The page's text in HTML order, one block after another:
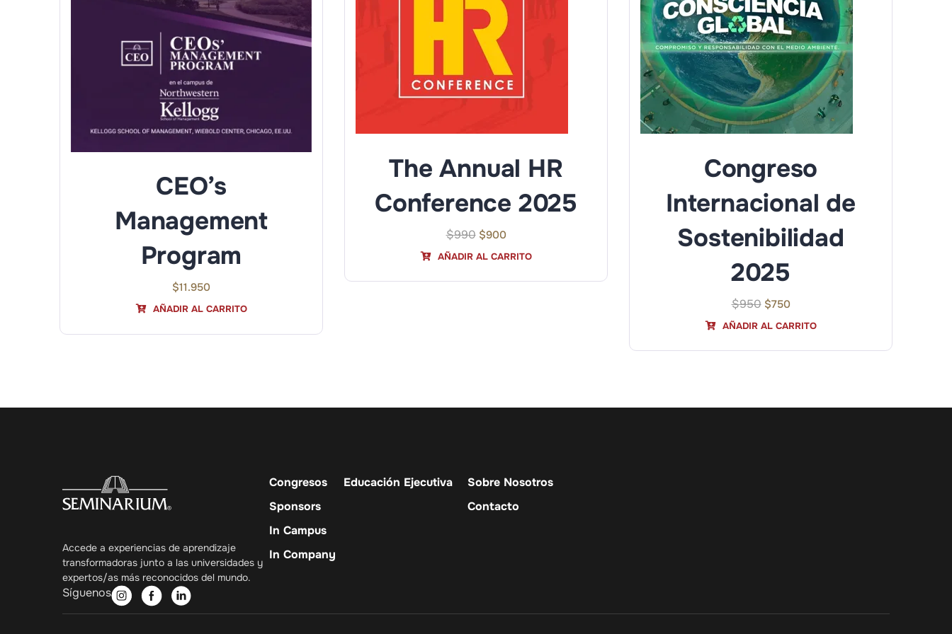
CEO’s
Management
Program
$11.950
AÑADIR AL CARRITO
The Annual HR
Conference 2025
$990 $900
AÑADIR AL CARRITO
Congreso
Internacional de
Sostenibilidad
2025
$950 $750
AÑADIR AL CARRITO
Accede a experiencias de aprendizaje
transformadoras junto a las universidades y
expertos/as más reconocidos del mundo.
Síguenos
Congresos
Sponsors
In Campus
In Company
Educación Ejecutiva
Sobre Nosotros
Contacto